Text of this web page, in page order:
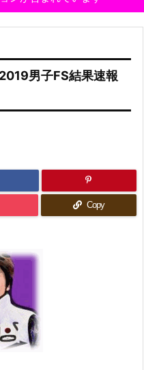
男子FS結果速報
Copy